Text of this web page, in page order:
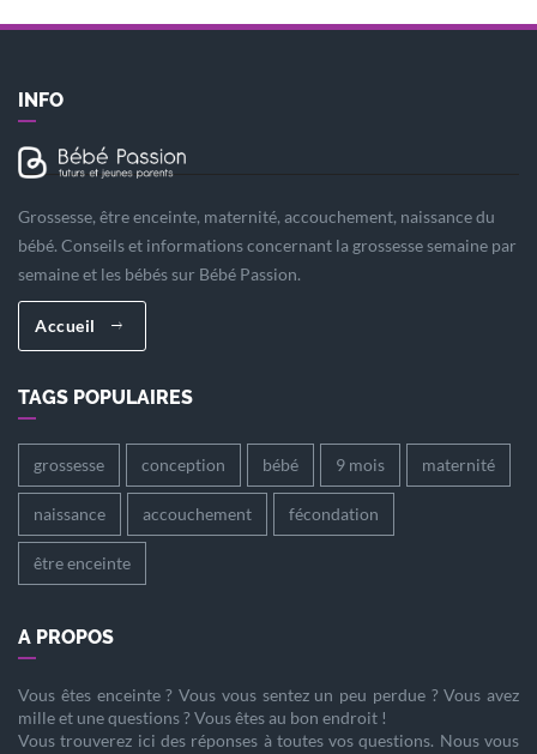
INFO
Grossesse, être enceinte, maternité, accouchement, naissance du
bébé. Conseils et informations concernant la grossesse semaine par
semaine et les bébés sur Bébé Passion.
Accueil
TAGS POPULAIRES
grossesse conception bébé 9 mois maternité
naissance accouchement fécondation
être enceinte
A PROPOS
Vous êtes enceinte? Vous vous sentez un peu perdue ? Vous avez
mille et une questions ? Vous êtes au bon endroit !
Vous trouverez ici des réponses à toutes vos questions. Nous vous